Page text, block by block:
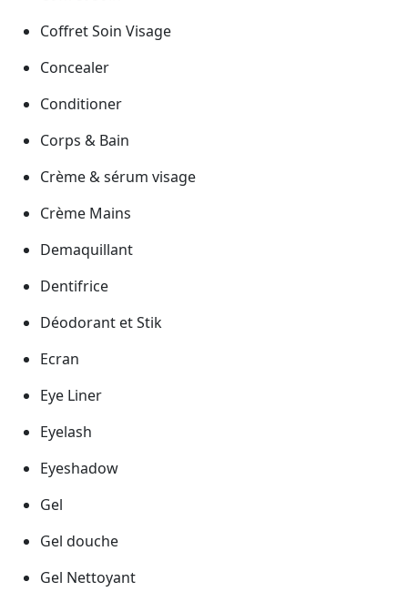
Coffret Soin Visage
Concealer
Conditioner
Corps & Bain
Crème & sérum visage
Crème Mains
Demaquillant
Dentifrice
Déodorant et Stik
Ecran
Eye Liner
Eyelash
Eyeshadow
Gel
Gel douche
Gel Nettoyant